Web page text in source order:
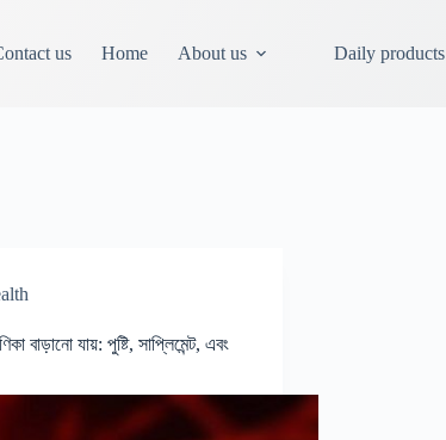
us Home About us Daily products
বাড়ানো যায়: পুষ্টি, সাপ্লিমেন্ট, এবং